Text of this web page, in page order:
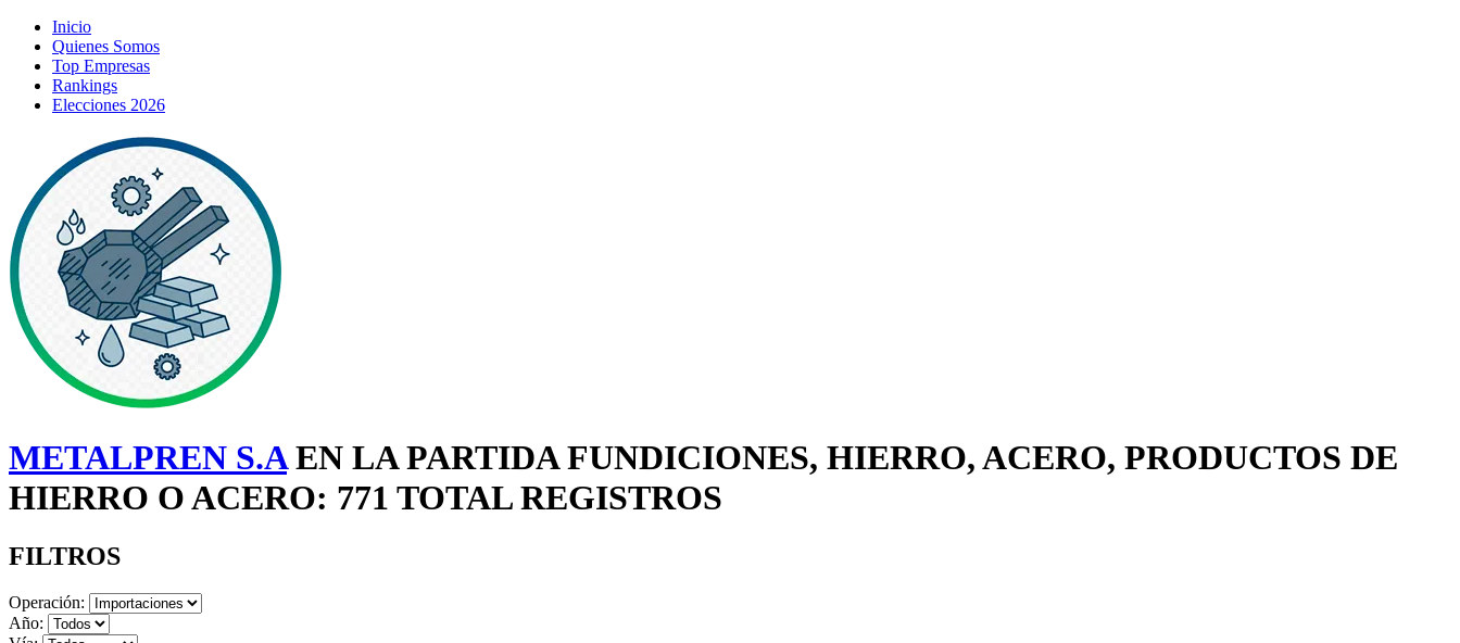
Inicio
Quienes Somos
Top Empresas
Rankings
Elecciones 2026
METALPREN S.AEN LA PARTIDA FUNDICIONES, HIERRO, ACERO, PRODUCTOS DE
HIERRO O ACERO: 771 TOTAL REGISTROS
FILTROS
Operación:
Año: